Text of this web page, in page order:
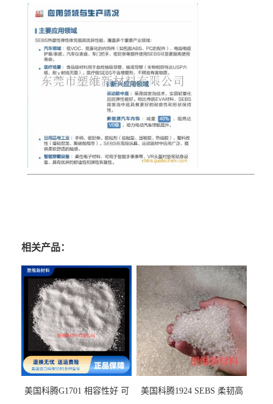
相关产品：
美国科腾G1701 相容性好 可
美国科腾1924 SEBS 柔韧高